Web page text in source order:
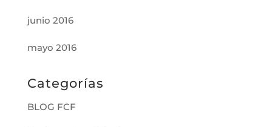
junio 2016
mayo 2016
Categorías
BLOG FCF